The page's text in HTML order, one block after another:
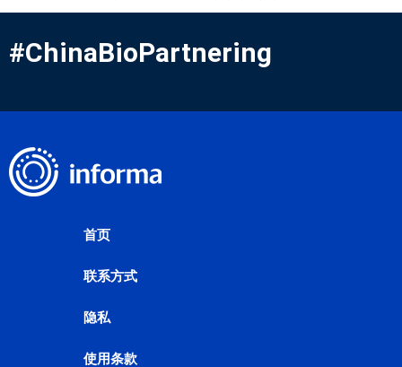
#ChinaBioPartnering
首页
联系方式
隐私
使用条款